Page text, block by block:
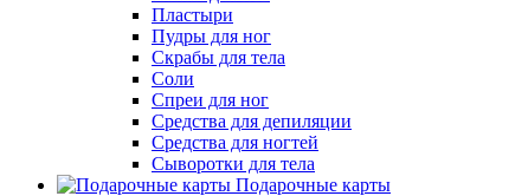
Пластыри
Пудры для ног
Скрабы для тела
Соли
Спреи для ног
Средства для депиляции
Средства для ногтей
Сыворотки для тела
Подарочные карты